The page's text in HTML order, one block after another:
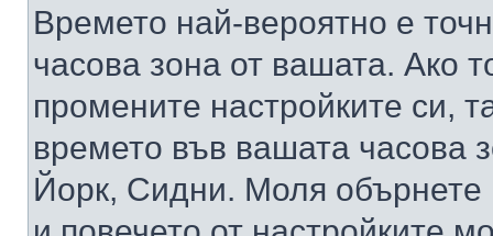
Времето най-вероятно е
часова зона от вашата. Ако
промените настройките си,
времето във вашата
Йорк, Сидни. Моля обърнете